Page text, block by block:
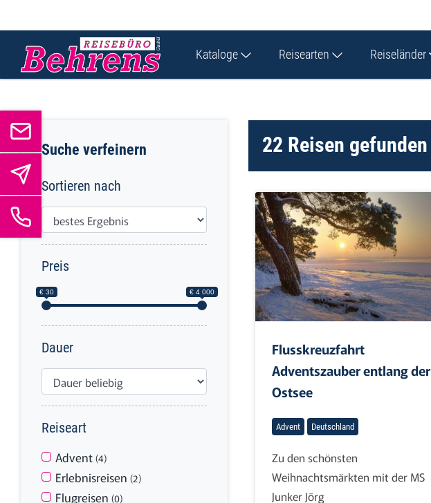
Kataloge Reisearten Reiseländer
Suche verfeinern
Sortieren nach
Preis
€ 30 € 4 000
Dauer
Reiseart
Advent (4)
Erlebnisreisen (2)
Flugreisen (0)
22 Reisen gefunden
Flusskreuzfahrt
Adventszauber entlang der
Ostsee
Advent Deutschland
Zu den schönsten
Weihnachtsmärkten mit der MS
Junker Jörg